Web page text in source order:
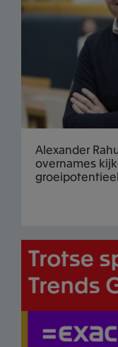
Alexander
overnames